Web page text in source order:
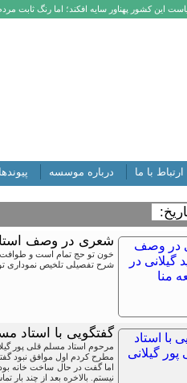
کشور پهناور سایه افکند؛ اما رنگ ثابت مردم
ارتباط با ما درباره موسسه پیوندها
شعری در وصف استاد
خون تو حج تمام است و طوافت
شرح تفصیلی تلخیص نموداری
گفتگویی با استاد
مرحوم استاد مسلم قلی پور
مطرح کردم اول موافق نبود
اما گفت در حال ساخت خانه
نیستم. بالاخره بعد از چند بار